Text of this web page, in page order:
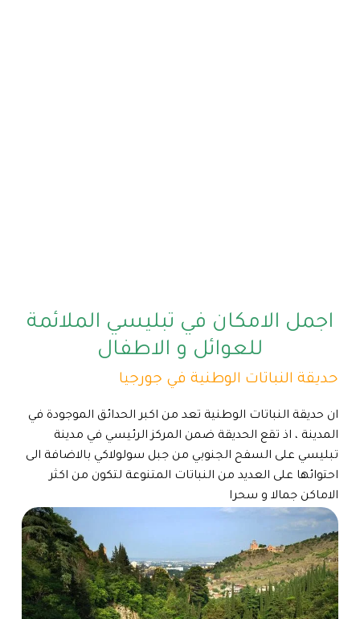
اجمل الامكان في تبليسي الملائمة
للعوائل و الاطفال
حديقة النباتات الوطنية في جورجيا
ان حديقة النباتات الوطنية تعد من اكبر الحدائق الموجودة في
المدينة ، اذ تقع الحديقة ضمن المركز الرئيسي في مدينة
تبليسي على السفح الجنوبي من جبل سولولاكي بالاضافة الى
احتوائها على العديد من النباتات المتنوعة لتكون من اكثر
الاماكن جمالا و سحرا